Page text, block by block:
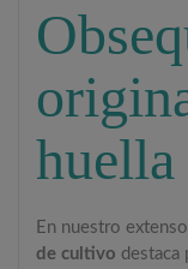
huella
En nuestro
de cultivo destaca